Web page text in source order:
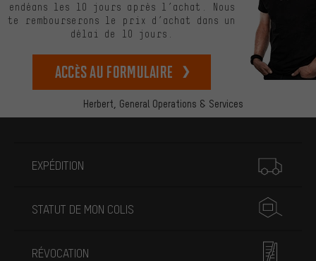
Herbert, General Operations & Services
endéans les 10 jours après l’achat. Nous
te rembourserons le prix d’achat dans un
délai de 10 jours.
Accès au formulaire
EXPÉDITION
STATUT DE MON COLIS
RÉVOCATION